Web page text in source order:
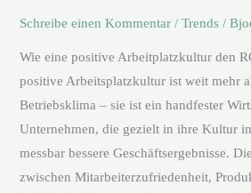
Schreibe einen Kommentar /Trends /
Wie eine positive Arbeitplatzkultur den
positive Arbeitsplatzkultur ist weit mehr
Betriebsklima – sie ist ein handfester
Unternehmen, die gezielt in ihre Kultur
messbar bessere Geschäftsergebnisse.
zwischen Mitarbeiterzufriedenheit,